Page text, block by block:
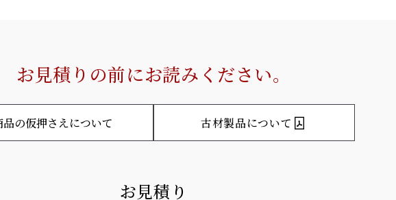
お見積りの前にお読みください。
品の仮押さえについて 古材製品について
お見積り